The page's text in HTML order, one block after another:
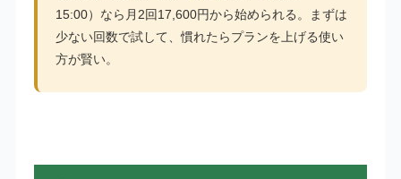
15:00）なら月2回17,600円から始められる。まずは
少ない回数で試して、慣れたらプランを上げる使い
方が賢い。